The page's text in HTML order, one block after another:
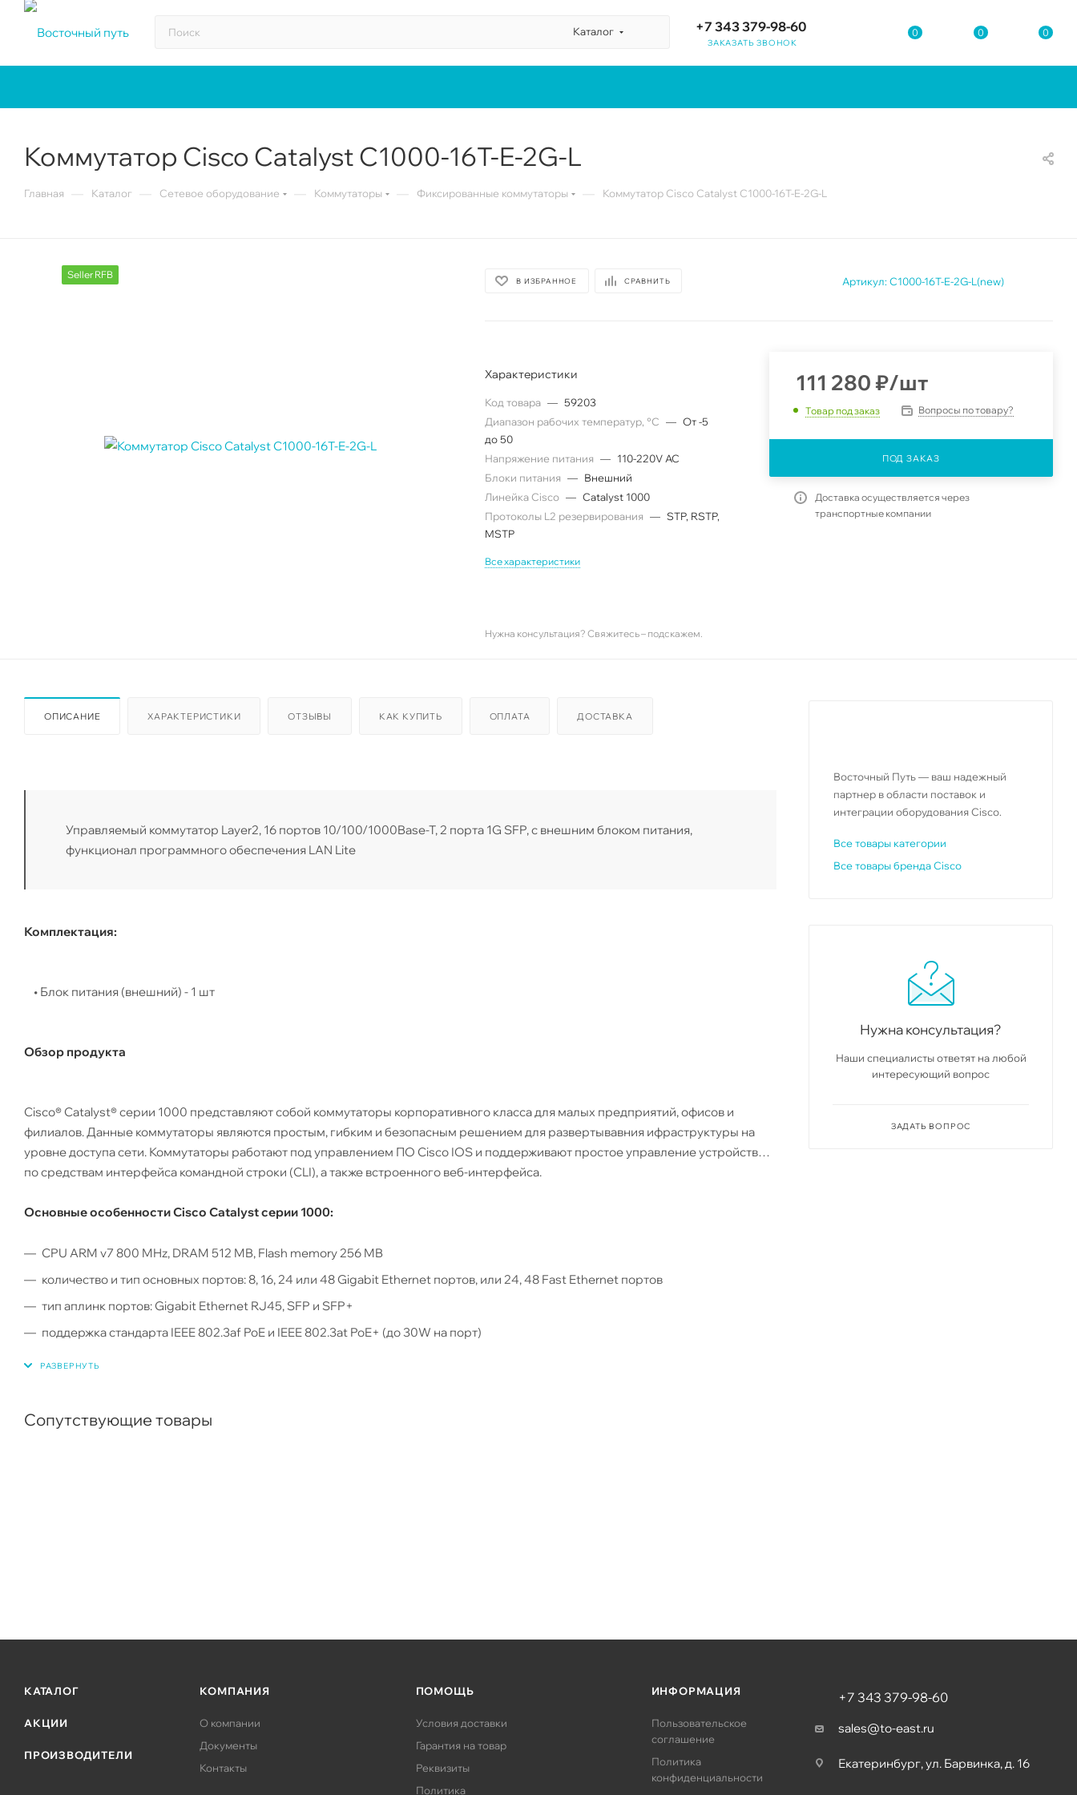
Каталог +7 343 379-98-60
ЗАКАЗАТЬ ЗВОНОК
0 0 0
Коммутатор Cisco Catalyst C1000-16T-E-2G-L
Главная Каталог Сетевое оборудование Коммутаторы Фиксированные коммутаторы Коммутатор Cisco Catalyst C1000-16T-E-2G-L
Seller RFB
В ИЗБРАННОЕ СРАВНИТЬ Артикул: C1000-16T-E-2G-L(new)
Характеристики
Код товара — 59203
Диапазон рабочих температур, °C — От -5
до 50
Напряжение питания — 110-220V AC
Блоки питания — Внешний
Линейка Cisco — Catalyst 1000
Протоколы L2 резервирования — STP, RSTP,
MSTP
Все характеристики
111 280 ₽/шт
Товар под заказ Вопросы по товару?
ПОД ЗАКАЗ
Доставка осуществляется через
транспортные компании
Нужна консультация? Свяжитесь – подскажем.
ОПИСАНИЕ ХАРАКТЕРИСТИКИ ОТЗЫВЫ КАК КУПИТЬ ОПЛАТА ДОСТАВКА
Управляемый коммутатор Layer2, 16 портов 10/100/1000Base-T, 2 порта 1G SFP, с внешним блоком питания,
функционал программного обеспечения LAN Lite
Комплектация:
• Блок питания (внешний) - 1 шт
Обзор продукта
Cisco® Catalyst® серии 1000 представляют собой коммутаторы корпоративного класса для малых предприятий, офисов и
филиалов. Данные коммутаторы являются простым, гибким и безопасным решением для развертывавния ифраструктуры на
уровне доступа сети. Коммутаторы работают под управлением ПО Cisco IOS и поддерживают простое управление устройством
по средствам интерфейса командной строки (CLI), а также встроенного веб-интерфейса.
Основные особенности Cisco Catalyst серии 1000:
CPU ARM v7 800 MHz, DRAM 512 MB, Flash memory 256 MB
количество и тип основных портов: 8, 16, 24 или 48 Gigabit Ethernet портов, или 24, 48 Fast Ethernet портов
тип аплинк портов: Gigabit Ethernet RJ45, SFP и SFP+
поддержка стандарта IEEE 802.3af PoE и IEEE 802.3at PoE+ (до 30W на порт)
бюджет PoE до 740W (в зависимости от модели)
Сопутствующие товары
Восточный Путь — ваш надежный
партнер в области поставок и
интеграции оборудования Cisco.
Все товары категории
Все товары бренда Cisco
Нужна консультация?
Наши специалисты ответят на любой
интересующий вопрос
ЗАДАТЬ ВОПРОС
КАТАЛОГ
АКЦИИ
ПРОИЗВОДИТЕЛИ
КОМПАНИЯ
О компании
Документы
Контакты
ПОМОЩЬ
Условия доставки
Гарантия на товар
Реквизиты
Политика
ИНФОРМАЦИЯ
Пользовательское
соглашение
Политика
конфиденциальности
+7 343 379-98-60
sales@to-east.ru
Екатеринбург, ул. Барвинка, д. 16